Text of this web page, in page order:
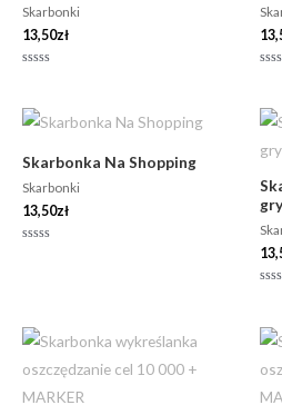
Skarbonki
13,50zł
5
5
Skarbonka Na Shopping
Skarbonki
13,50zł
gry
5